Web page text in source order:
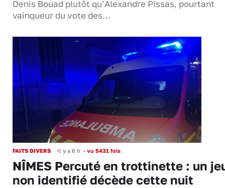
Denis Bouad plutôt qu’Alexandre Pissas, pourtant
vainqueur du vote des…
FAITS DIVERS Il y a 6 h • vu 5431 fois
NÎMES Percuté en trottinette : un
non identifié décède cette nuit